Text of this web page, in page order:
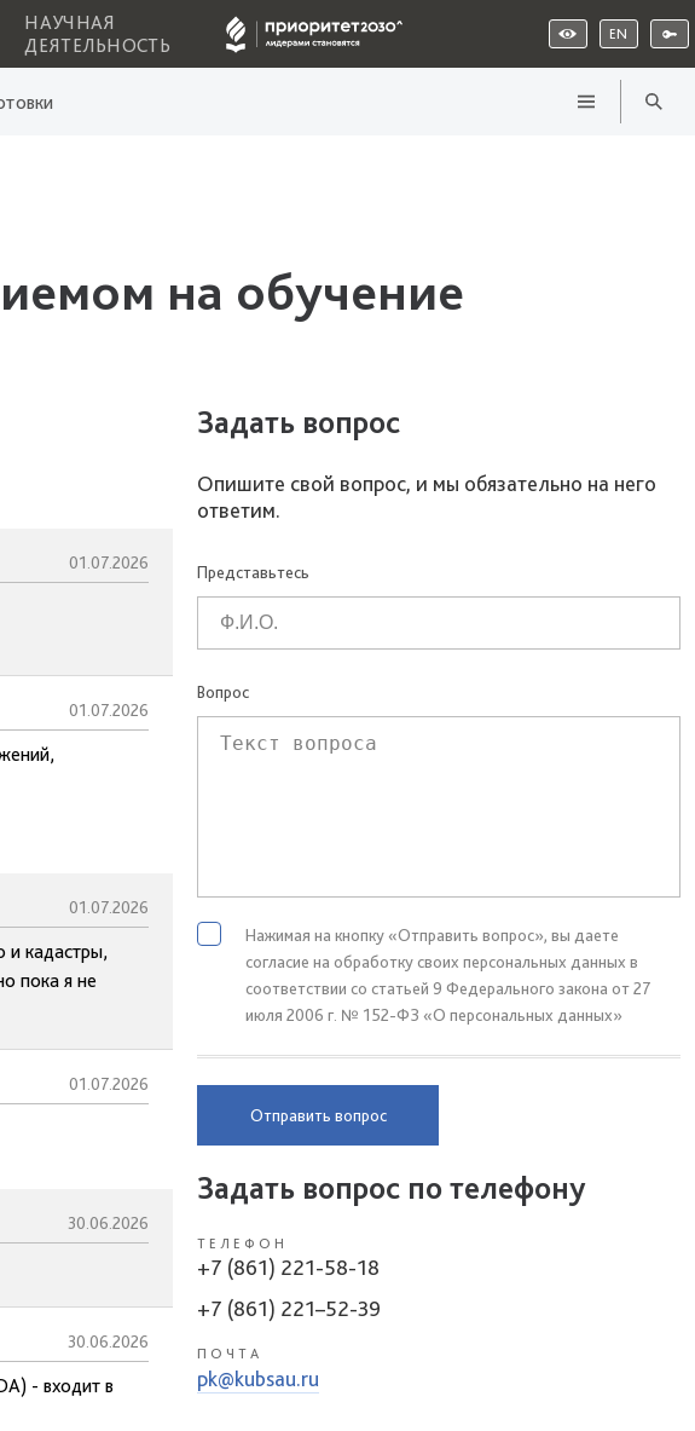
НАУЧНАЯ
ДЕЯТЕЛЬНОСТЬ
EN
на обучение
01.07.2026
01.07.2026
01.07.2026
и кадастры,
пока я не
01.07.2026
30.06.2026
30.06.2026
- входит в
Задать вопрос
Опишите свой вопрос, и мы обязательно на него
ответим.
Представьтесь
Вопрос
Нажимая на кнопку «Отправить вопрос», вы даете
согласие на обработку своих персональных данных в
соответствии со статьей 9 Федерального закона от 27
июля 2006 г. № 152-ФЗ «О персональных данных»
Отправить вопрос
Задать вопрос по телефону
ТЕЛЕФОН
+7 (861) 221-58-18
+7 (861) 221–52-39
ПОЧТА
pk@kubsau.ru